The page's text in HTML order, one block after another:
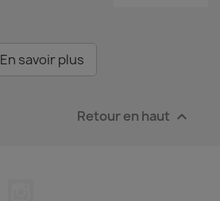
En savoir plus
Retour en haut 